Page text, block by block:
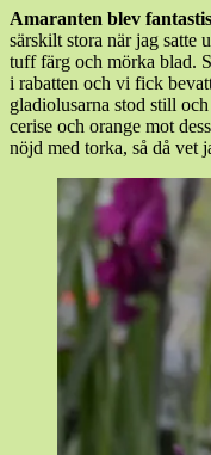
Amaranten blev
särskilt stora när jag satte
tuff färg och mörka blad.
i rabatten och vi fick
gladiolusarna stod still
cerise och orange mot
nöjd med torka, så då vet